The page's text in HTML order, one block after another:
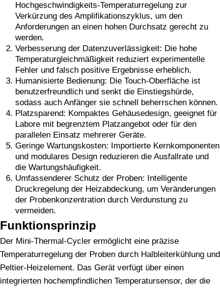
Hochgeschwindigkeits-Temperaturregelung zur
Verkürzung des Amplifikationszyklus, um den
Anforderungen an einen hohen Durchsatz gerecht zu
werden.
Verbesserung der Datenzuverlässigkeit: Die hohe
Temperaturgleichmäßigkeit reduziert experimentelle
Fehler und falsch positive Ergebnisse erheblich.
Humanisierte Bedienung: Die Touch-Oberfläche ist
benutzerfreundlich und senkt die Einstiegshürde,
sodass auch Anfänger sie schnell beherrschen können.
Platzsparend: Kompaktes Gehäusedesign, geeignet für
Labore mit begrenztem Platzangebot oder für den
parallelen Einsatz mehrerer Geräte.
Geringe Wartungskosten: Importierte Kernkomponenten
und modulares Design reduzieren die Ausfallrate und
die Wartungshäufigkeit.
Umfassenderer Schutz der Proben: Intelligente
Druckregelung der Heizabdeckung, um Veränderungen
der Probenkonzentration durch Verdunstung zu
vermeiden.
Funktionsprinzip
Der Mini-Thermal-Cycler ermöglicht eine präzise
Temperaturregelung der Proben durch Halbleiterkühlung und
Peltier-Heizelement. Das Gerät verfügt über einen
integrierten hochempfindlichen Temperatursensor, der die